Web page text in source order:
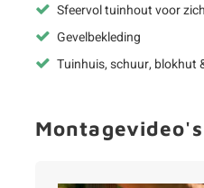
Sfeervol tuinhout voor
Gevelbekleding
Tuinhuis, schuur, blokhut
Montagevideo's